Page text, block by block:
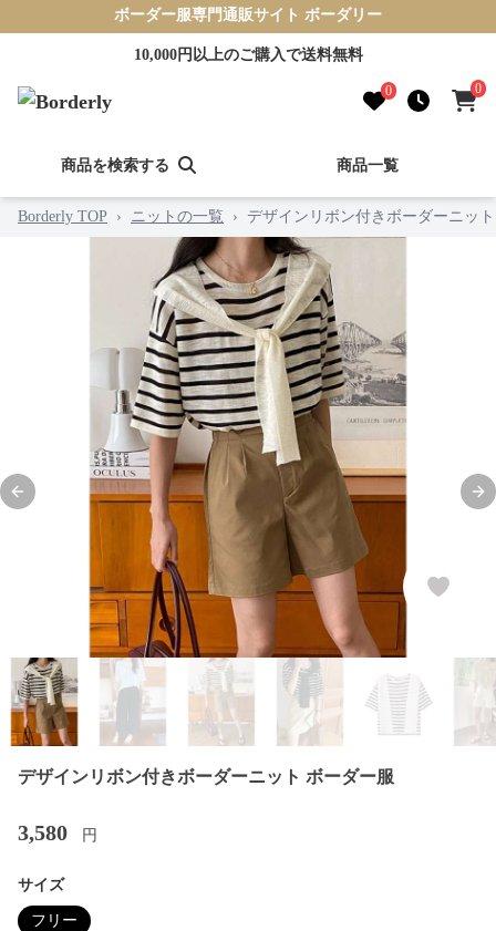
ボーダー服専門通販サイト ボーダリー
10,000円以上のご購入で送料無料
0 0
商品を検索する 商品一覧
Borderly TOP › ニットの一覧 › デザインリボン付きボーダーニッ
Previous slide
デザインリボン付きボーダーニット ボーダー服
3,580 円
サイズ
フリー